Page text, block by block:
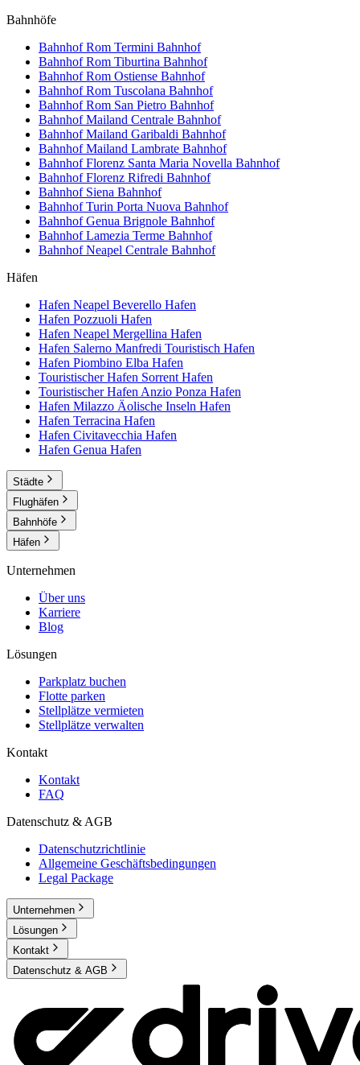
Bahnhöfe
Bahnhof Rom Termini Bahnhof
Bahnhof Rom Tiburtina Bahnhof
Bahnhof Rom Ostiense Bahnhof
Bahnhof Rom Tuscolana Bahnhof
Bahnhof Rom San Pietro Bahnhof
Bahnhof Mailand Centrale Bahnhof
Bahnhof Mailand Garibaldi Bahnhof
Bahnhof Mailand Lambrate Bahnhof
Bahnhof Florenz Santa Maria Novella Bahnhof
Bahnhof Florenz Rifredi Bahnhof
Bahnhof Siena Bahnhof
Bahnhof Turin Porta Nuova Bahnhof
Bahnhof Genua Brignole Bahnhof
Bahnhof Lamezia Terme Bahnhof
Bahnhof Neapel Centrale Bahnhof
Häfen
Hafen Neapel Beverello Hafen
Hafen Pozzuoli Hafen
Hafen Neapel Mergellina Hafen
Hafen Salerno Manfredi Touristisch Hafen
Hafen Piombino Elba Hafen
Touristischer Hafen Sorrent Hafen
Touristischer Hafen Anzio Ponza Hafen
Hafen Milazzo Äolische Inseln Hafen
Hafen Terracina Hafen
Hafen Civitavecchia Hafen
Hafen Genua Hafen
Städte
Flughäfen
Bahnhöfe
Häfen
Unternehmen
Über uns
Karriere
Blog
Lösungen
Parkplatz buchen
Flotte parken
Stellplätze vermieten
Stellplätze verwalten
Kontakt
Kontakt
FAQ
Datenschutz & AGB
Datenschutzrichtlinie
Allgemeine Geschäftsbedingungen
Legal Package
Unternehmen
Lösungen
Kontakt
Datenschutz & AGB